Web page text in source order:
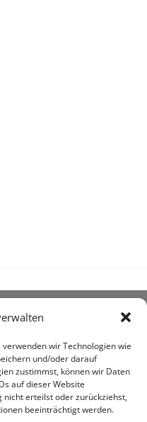
wir Technologien wie
und/oder darauf
zustimmst, können wir Daten
auf dieser Website
nicht erteilst oder zurückziehst,
beeinträchtigt werden.